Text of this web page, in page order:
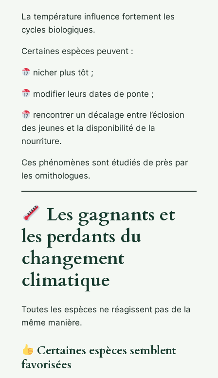
La température influence fortement les
cycles biologiques.
Certaines espèces peuvent :
nicher plus tôt ;
modifier leurs dates de ponte ;
rencontrer un décalage entre l’éclosion
des jeunes et la disponibilité de la
nourriture.
Ces phénomènes sont étudiés de près par
les ornithologues.
Les gagnants et
les perdants du
changement
climatique
Toutes les espèces ne réagissent pas de la
même manière.
Certaines espèces semblent
favorisées